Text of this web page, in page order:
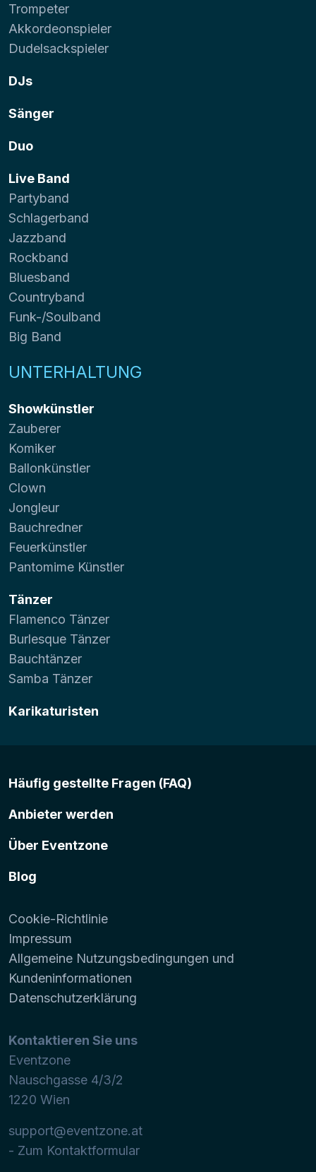
Trompeter
Akkordeonspieler
Dudelsackspieler
DJs
Sänger
Duo
Live Band
Partyband
Schlagerband
Jazzband
Rockband
Bluesband
Countryband
Funk-/Soulband
Big Band
UNTERHALTUNG
Showkünstler
Zauberer
Komiker
Ballonkünstler
Clown
Jongleur
Bauchredner
Feuerkünstler
Pantomime Künstler
Tänzer
Flamenco Tänzer
Burlesque Tänzer
Bauchtänzer
Samba Tänzer
Karikaturisten
Häufig gestellte Fragen (FAQ)
Anbieter werden
Über Eventzone
Blog
Cookie-Richtlinie
Impressum
Allgemeine Nutzungsbedingungen und
Kundeninformationen
Datenschutzerklärung
Kontaktieren Sie uns
Eventzone
Nauschgasse 4/3/2
1220 Wien
support@eventzone.at
- Zum Kontaktformular